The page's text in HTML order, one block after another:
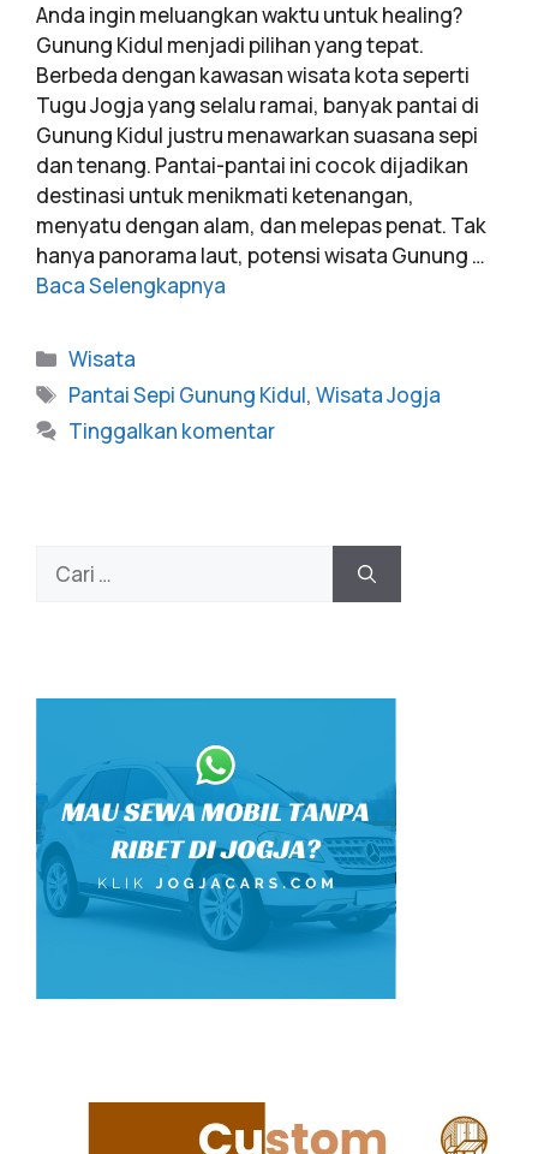
Anda ingin meluangkan waktu untuk healing?
Gunung Kidul menjadi pilihan yang tepat.
Berbeda dengan kawasan wisata kota seperti
Tugu Jogja yang selalu ramai, banyak pantai di
Gunung Kidul justru menawarkan suasana sepi
dan tenang. Pantai-pantai ini cocok dijadikan
destinasi untuk menikmati ketenangan,
menyatu dengan alam, dan melepas penat. Tak
hanya panorama laut, potensi wisata Gunung …
Baca Selengkapnya
Wisata
Pantai Sepi Gunung Kidul,Wisata Jogja
Tinggalkan komentar